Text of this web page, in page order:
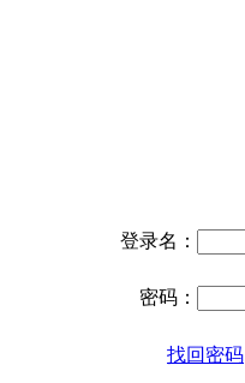
登录名：
密码：
找回密码